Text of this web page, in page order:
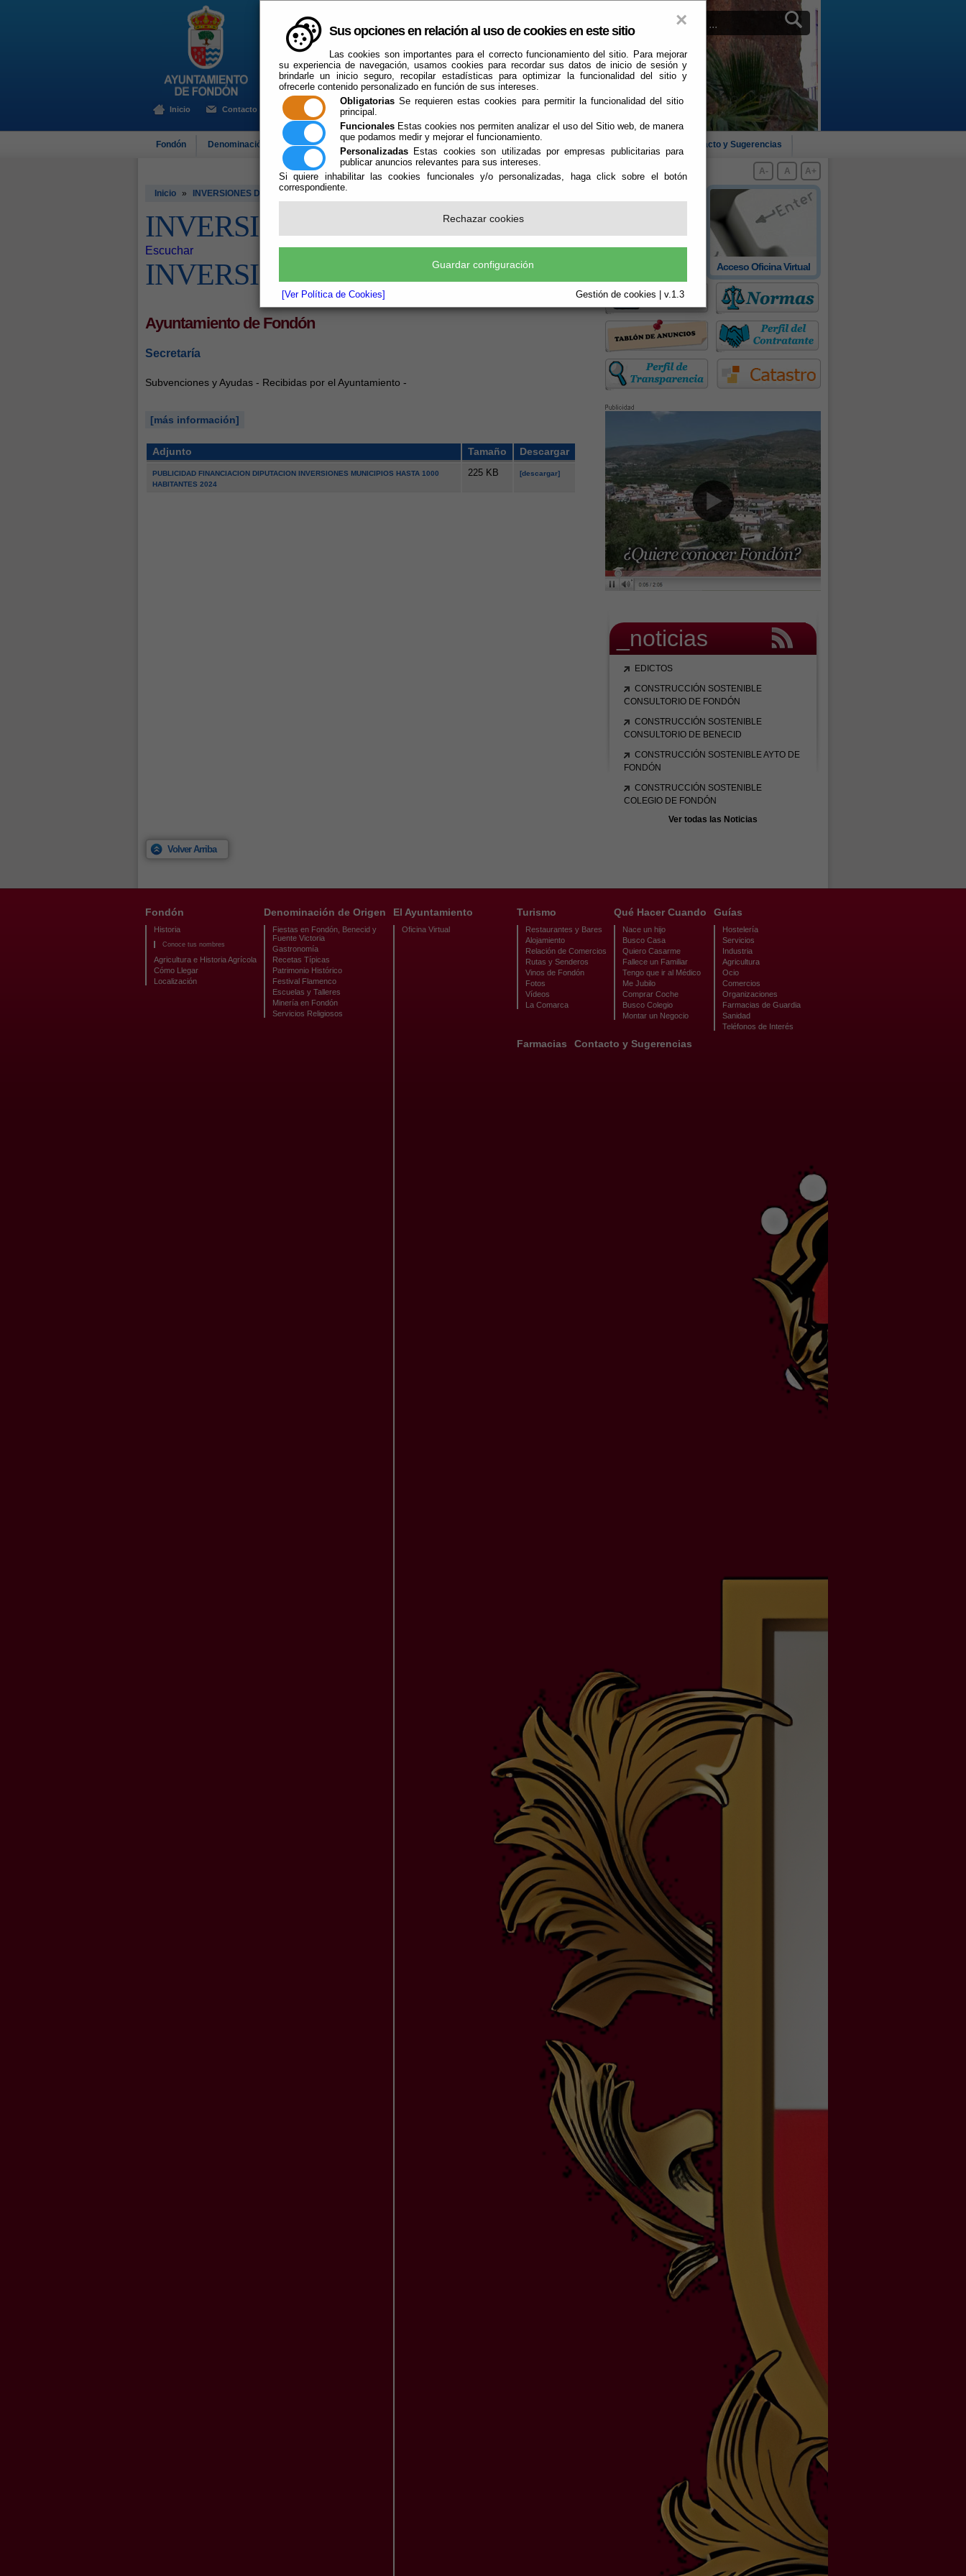
×
Sus opciones en relación al uso de cookies en este sitio
Las cookies son importantes para el correcto funcionamiento del sitio. Para mejorar
su experiencia de navegación, usamos cookies para recordar sus datos de inicio de sesión y
brindarle un inicio seguro, recopilar estadísticas para optimizar la funcionalidad del sitio y
ofrecerle contenido personalizado en función de sus intereses.
Obligatorias Se requieren estas cookies para permitir la funcionalidad del sitio
principal.
Funcionales Estas cookies nos permiten analizar el uso del Sitio web, de manera
que podamos medir y mejorar el funcionamiento.
Personalizadas Estas cookies son utilizadas por empresas publicitarias para
publicar anuncios relevantes para sus intereses.
Si quiere inhabilitar las cookies funcionales y/o personalizadas, haga click sobre el botón
correspondiente.
Rechazar cookies
Guardar configuración
[Ver Política de Cookies] Gestión de cookies | v.1.3
Inicio Contacto
Fondón Denominación de Origen El Ayuntamiento Turismo Contacto y Sugerencias
A+
A
A-
Acceso Oficina Virtual
_noticias
EDICTOS
CONSTRUCCIÓN SOSTENIBLE
CONSULTORIO DE FONDÓN
CONSTRUCCIÓN SOSTENIBLE
CONSULTORIO DE BENECID
CONSTRUCCIÓN SOSTENIBLE AYTO DE
FONDÓN
CONSTRUCCIÓN SOSTENIBLE
COLEGIO DE FONDÓN
Ver todas las Noticias
Inicio » INVERSIONES DIPUTACION
INVERSIONES DIPUTACION
Escuchar
INVERSIONES DIPUTACION
Ayuntamiento de Fondón
Secretaría
Subvenciones y Ayudas - Recibidas por el Ayuntamiento -
Publicado:04/04/2025
[más información]
Adjunto Tamaño Descargar
PUBLICIDAD FINANCIACION DIPUTACION INVERSIONES MUNICIPIOS HASTA 1000
HABITANTES 2024
225 KB [descargar]
Volver Arriba
Fondón
Historia
Conoce tus nombres
Agricultura e Historia Agrícola
Cómo Llegar
Localización
Denominación de Origen
Fiestas en Fondón, Benecid y
Fuente Victoria
Gastronomía
Recetas Típicas
Patrimonio Histórico
Festival Flamenco
Escuelas y Talleres
Minería en Fondón
Servicios Religiosos
El Ayuntamiento
Oficina Virtual
Turismo
Restaurantes y Bares
Alojamiento
Relación de Comercios
Rutas y Senderos
Vinos de Fondón
Fotos
Vídeos
La Comarca
Qué Hacer Cuando
Nace un hijo
Busco Casa
Quiero Casarme
Fallece un Familiar
Tengo que ir al Médico
Me Jubilo
Comprar Coche
Busco Colegio
Montar un Negocio
Guías
Hostelería
Servicios
Industria
Agricultura
Ocio
Comercios
Organizaciones
Farmacias de Guardia
Sanidad
Teléfonos de Interés
Farmacias Contacto y Sugerencias